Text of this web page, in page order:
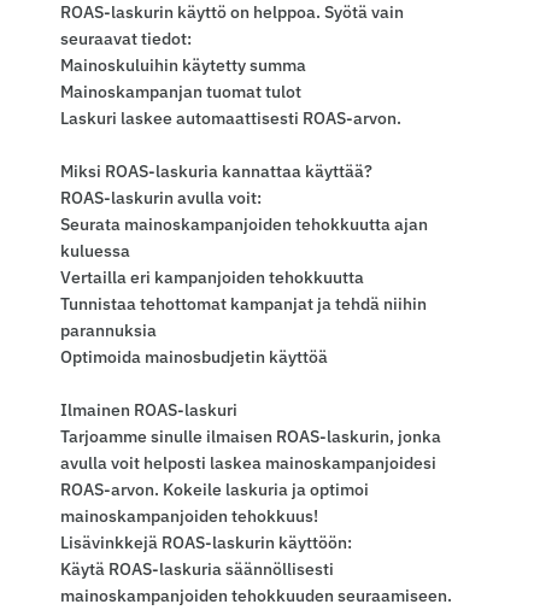
ROAS-laskurin käyttö on helppoa. Syötä vain
seuraavat tiedot:
Mainoskuluihin käytetty summa
Mainoskampanjan tuomat tulot
Laskuri laskee automaattisesti ROAS-arvon.
Miksi ROAS-laskuria kannattaa käyttää?
ROAS-laskurin avulla voit:
Seurata mainoskampanjoiden tehokkuutta ajan
kuluessa
Vertailla eri kampanjoiden tehokkuutta
Tunnistaa tehottomat kampanjat ja tehdä niihin
parannuksia
Optimoida mainosbudjetin käyttöä
Ilmainen ROAS-laskuri
Tarjoamme sinulle ilmaisen ROAS-laskurin, jonka
avulla voit helposti laskea mainoskampanjoidesi
ROAS-arvon. Kokeile laskuria ja optimoi
mainoskampanjoiden tehokkuus!
Lisävinkkejä ROAS-laskurin käyttöön:
Käytä ROAS-laskuria säännöllisesti
mainoskampanjoiden tehokkuuden seuraamiseen.